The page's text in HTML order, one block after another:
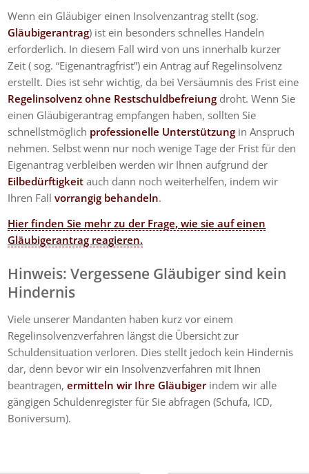
Wenn ein Gläubiger einen Insolvenzantrag stellt (sog.
Gläubigerantrag) ist ein besonders schnelles Handeln
erforderlich. In diesem Fall wird von uns innerhalb kurzer
Zeit ( sog. “Eigenantragfrist”) ein Antrag auf Regelinsolvenz
erstellt. Dies ist sehr wichtig, da bei Versäumnis des Frist eine
Regelinsolvenz ohne Restschuldbefreiung droht. Wenn Sie
einen Gläubigerantrag empfangen haben, sollten Sie
schnellstmöglich professionelle Unterstützung in Anspruch
nehmen. Selbst wenn nur noch wenige Tage der Frist für den
Eigenantrag verbleiben werden wir Ihnen aufgrund der
Eilbedürftigkeit auch dann noch weiterhelfen, indem wir
Ihren Fallvorrangig behandeln.
Hier finden Sie mehr zu der Frage, wie sie auf einen
Gläubigerantrag reagieren.
Hinweis: Vergessene Gläubiger sind kein
Hindernis
Viele unserer Mandanten haben kurz vor einem
Regelinsolvenzverfahren längst die Übersicht zur
Schuldensituation verloren. Dies stellt jedoch kein Hindernis
dar, denn bevor wir ein Insolvenzverfahren mit Ihnen
beantragen,ermitteln wir Ihre Gläubigerindem wir alle
gängigen Schuldenregister für Sie abfragen (Schufa, ICD,
Boniversum).